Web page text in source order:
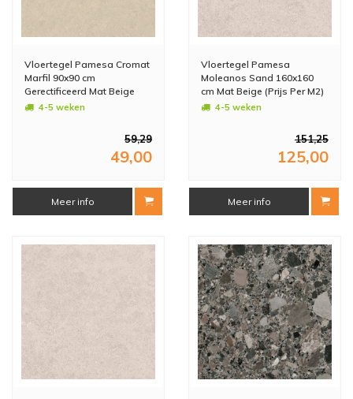
Vloertegel Pamesa Cromat
Marfil 90x90 cm
Gerectificeerd Mat Beige
(Prijs Per M2)
4-5 weken
59,29
49,00
Meer info
Vloertegel Pamesa
Moleanos Sand 160x160
cm Mat Beige (Prijs Per M2)
4-5 weken
151,25
125,00
Meer info